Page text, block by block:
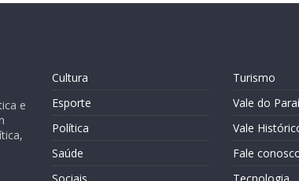
e
Cultura
Esporte
Política
Saúde
Turismo
Vale do
Vale
Fale